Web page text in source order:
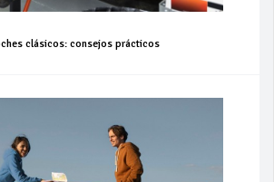
clásicos: consejos prácticos